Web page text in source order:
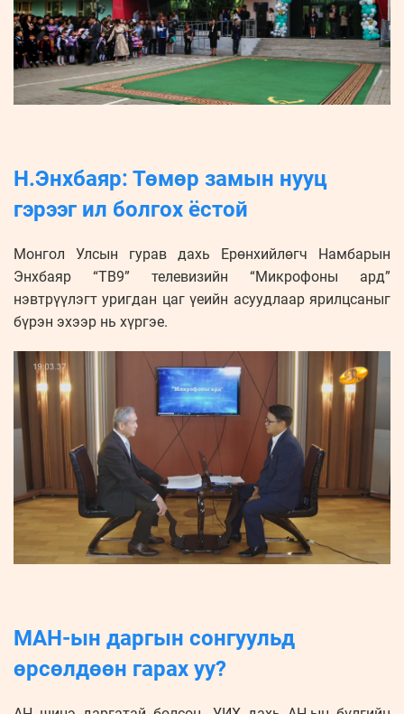
Н.Энхбаяр: Төмөр замын нууц
гэрээг ил болгох ёстой
Монгол Улсын гурав дахь Ерөнхийлөгч Намбарын
Энхбаяр “ТВ9” телевизийн “Микрофоны ард”
нэвтрүүлэгт уригдан цаг үеийн асуудлаар ярилцсаныг
бүрэн эхээр нь хүргэе.
МАН-ын даргын сонгуульд
өрсөлдөөн гарах уу?